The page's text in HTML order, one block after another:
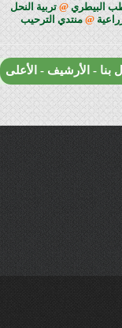
البيطري @تربية النحل
@منتدي الترحيب
بنا - الأرشيف - الأعلى